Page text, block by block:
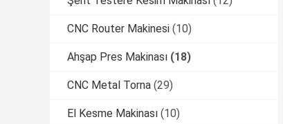
CNC Router Makinesi (10)
Ahşap Pres Makinası (18)
CNC Metal Torna (29)
El Kesme Makinası (10)